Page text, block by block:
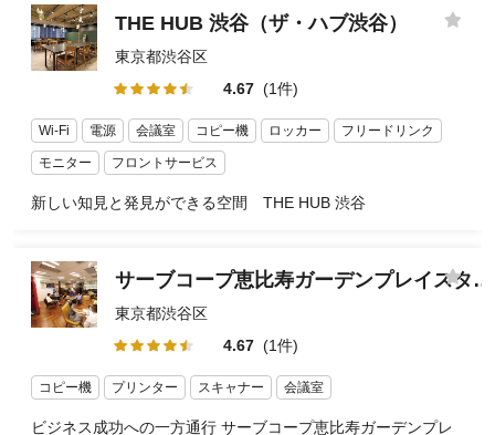
THE HUB 渋谷（ザ・ハブ渋谷）
東京都渋谷区
4.67 (1件)
Wi-Fi 電源 会議室 コピー機 ロッカー フリードリンク
モニター フロントサービス
新しい知見と発見ができる空間 THE HUB 渋谷
サーブコープ恵比寿ガーデンプレイスタワーコワーキングスペース
東京都渋谷区
4.67 (1件)
コピー機 プリンター スキャナー 会議室
ビジネス成功への一方通行 サーブコープ恵比寿ガーデンプレ